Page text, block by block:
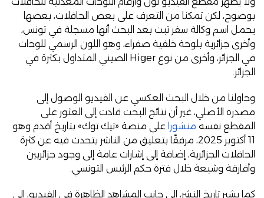
بوضوح، لكن تمكنا من التعرف على بعض الحافلات، بعضها
يحمل اسم وكالة سفر ثبت بعد البحث أنها مسجلة في تونس،
وأخرى جزائرية بلوحة خلفية صفراء، وهو اللون الرسمي للوحات
في الجزائر، وأخرى من نوع Higer الصيني المتداول بكثرة في
الجزائر.
وحاولنا من خلال البحث العكسي عن الفيديو الوصول إلى
مصدره الأصلي، غير أن نتائج البحث قادت إلى العثور على
المقطع نفسه منشورا على منصة «تيك توك» بتاريخ أقدم وهو
11 أكتوبر 2025، مرفقًا بتعليق من الناشر يتحدث فيه عن كثرة
الحافلات الجزائرية، إضافة إلى إشارات عامة إلى وجود جزائريين
وأفارقة وشيعة خلال فترة حكم الرئيس التونسي.
كما يشير تاريخ النشر، إلى جانب المشاهد الظاهرة في الفيديو، إلى